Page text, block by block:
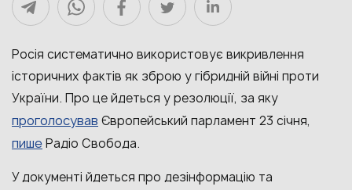
Росія систематично використовує викривлення
історичних фактів як зброю у гібридній війні проти
України. Про це йдеться у резолюції, за яку
проголосував Європейський парламент 23 січня,
пишеРадіо Свобода.
У документі йдеться про дезінформацію та